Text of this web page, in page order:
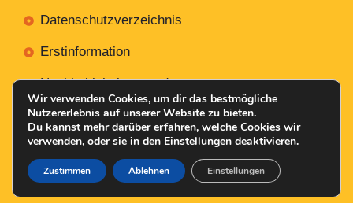
Datenschutzverzeichnis
Erstinformation
Nachhaltigkeitsverordnung
Mit Erstellt NR-Webservices.de© 2026
Wir verwenden Cookies, um dir das bestmögliche
Nutzererlebnis auf unserer Website zu bieten.
Du kannst mehr darüber erfahren, welche Cookies wir
verwenden, oder sie in den Einstellungen deaktivieren.
Zustimmen Ablehnen Einstellungen